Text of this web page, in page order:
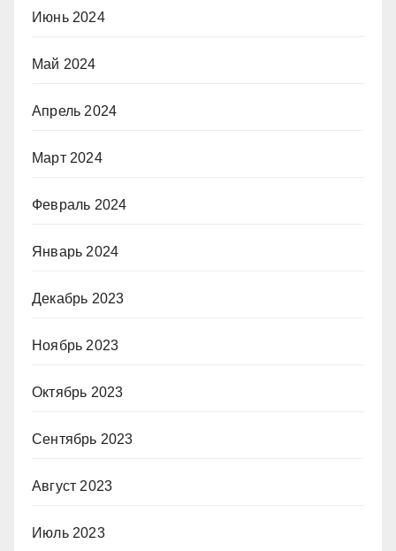
Июнь 2024
Май 2024
Апрель 2024
Март 2024
Февраль 2024
Январь 2024
Декабрь 2023
Ноябрь 2023
Октябрь 2023
Сентябрь 2023
Август 2023
Июль 2023